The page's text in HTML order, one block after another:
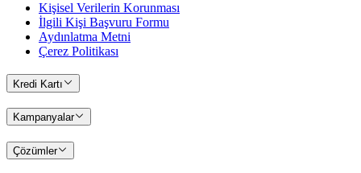
Kişisel Verilerin Korunması
İlgili Kişi Başvuru Formu
Aydınlatma Metni
Çerez Politikası
Kredi Kartı
Kampanyalar
Çözümler